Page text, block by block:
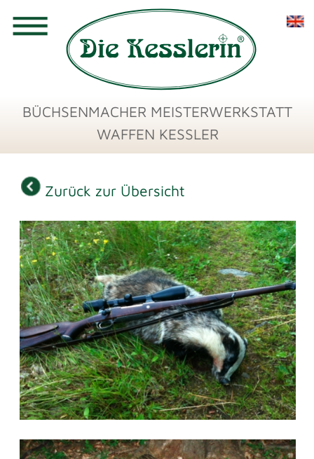
Zurück zur Übersicht
BÜCHSENMACHER MEISTERWERKSTATT